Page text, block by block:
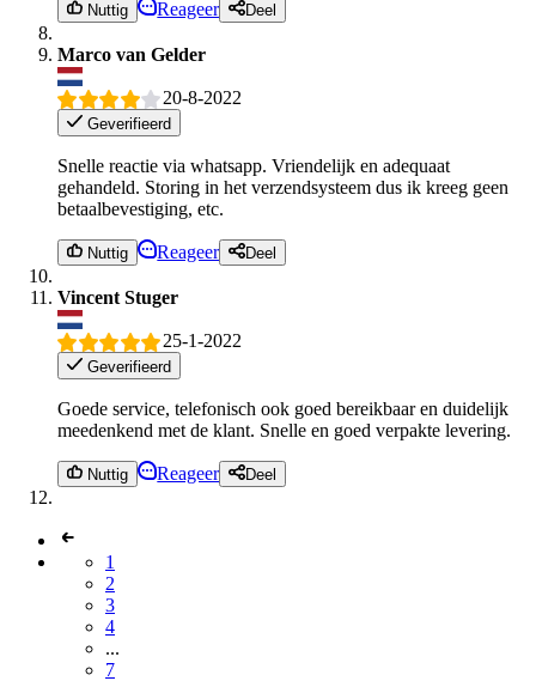
Nuttig Reageer Deel
Marco van Gelder
20-8-2022
Geverifieerd
Snelle reactie via whatsapp. Vriendelijk en adequaat
gehandeld. Storing in het verzendsysteem dus ik kreeg geen
betaalbevestiging, etc.
Nuttig Reageer Deel
Vincent Stuger
25-1-2022
Geverifieerd
Goede service, telefonisch ook goed bereikbaar en duidelijk
meedenkend met de klant. Snelle en goed verpakte levering.
Nuttig Reageer Deel
1
2
3
4
...
7